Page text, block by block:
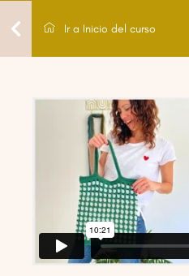
Ir a Inicio del curso